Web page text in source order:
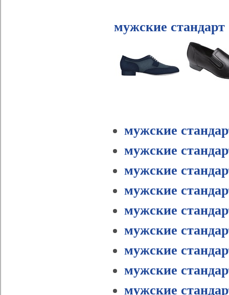
мужские стандарт
мужские
мужские
мужские
мужские
мужские
мужские
мужские
мужские
мужские